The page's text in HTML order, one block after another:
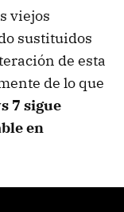
viejos
sustituidos
de esta
de lo que
7 sigue
en